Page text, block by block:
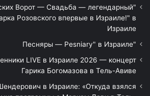
Ворот — Свадьба — легендарный
Розовского впервые в Израиле!" в
Израиле
"Песняры — Pesniary" в Израиле
LIVE в Израиле 2026 — концерт
Гарика Богомазова в Тель-Авиве
в Израиле: «Откуда взялся